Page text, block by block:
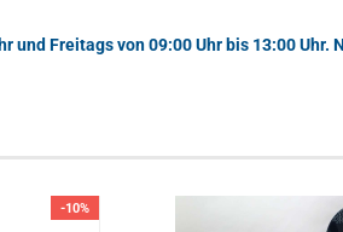
Freitags von 09:00 Uhr bis 13:00
-10%